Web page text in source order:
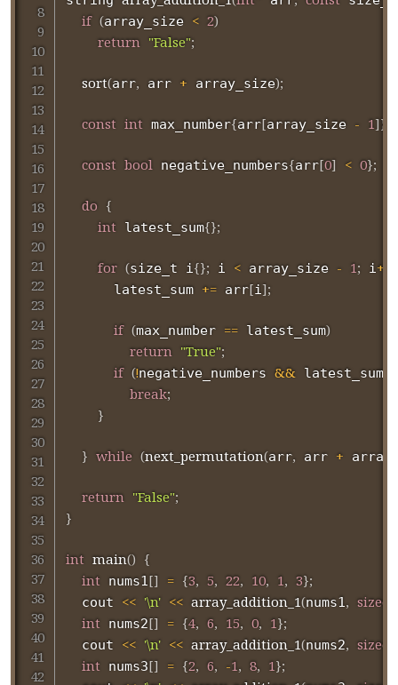
if (array_size < 2)
return "False";
sort(arr, arr + array_size);
const int max_number{arr[array_size - 1]}
const bool negative_numbers{arr[0] < 0};
do {
int latest_sum{};
for (size_t i{}; i < array_size - 1; i++
      latest_sum
+= arr[i];
if (max_number == latest_sum)
return "True";
if (!negative_numbers && latest_sum
break;
}
} while (next_permutation(arr, arr +
return "False";
}
int main() {
int nums1[] = {3, 5, 22, 10, 1, 3};
  cout
<< '\n' << array_addition_1(nums1, sizeof
int nums2[] = {4, 6, 15, 0, 1};
  cout
<< '\n' << array_addition_1(nums2, sizeof
int nums3[] = {2, 6, -1, 8, 1};